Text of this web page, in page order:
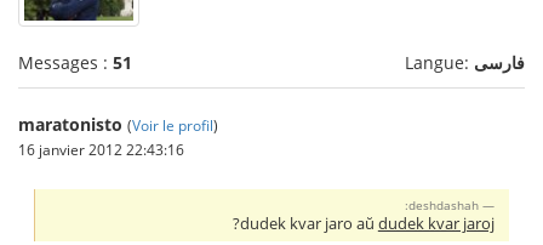
Messages : 51 Langue: فارسی
maratonisto (Voir le profil)
16 janvier 2012 22:43:16
deshdashah:
dudek kvar jaro aŭ dudek kvar jaroj
?